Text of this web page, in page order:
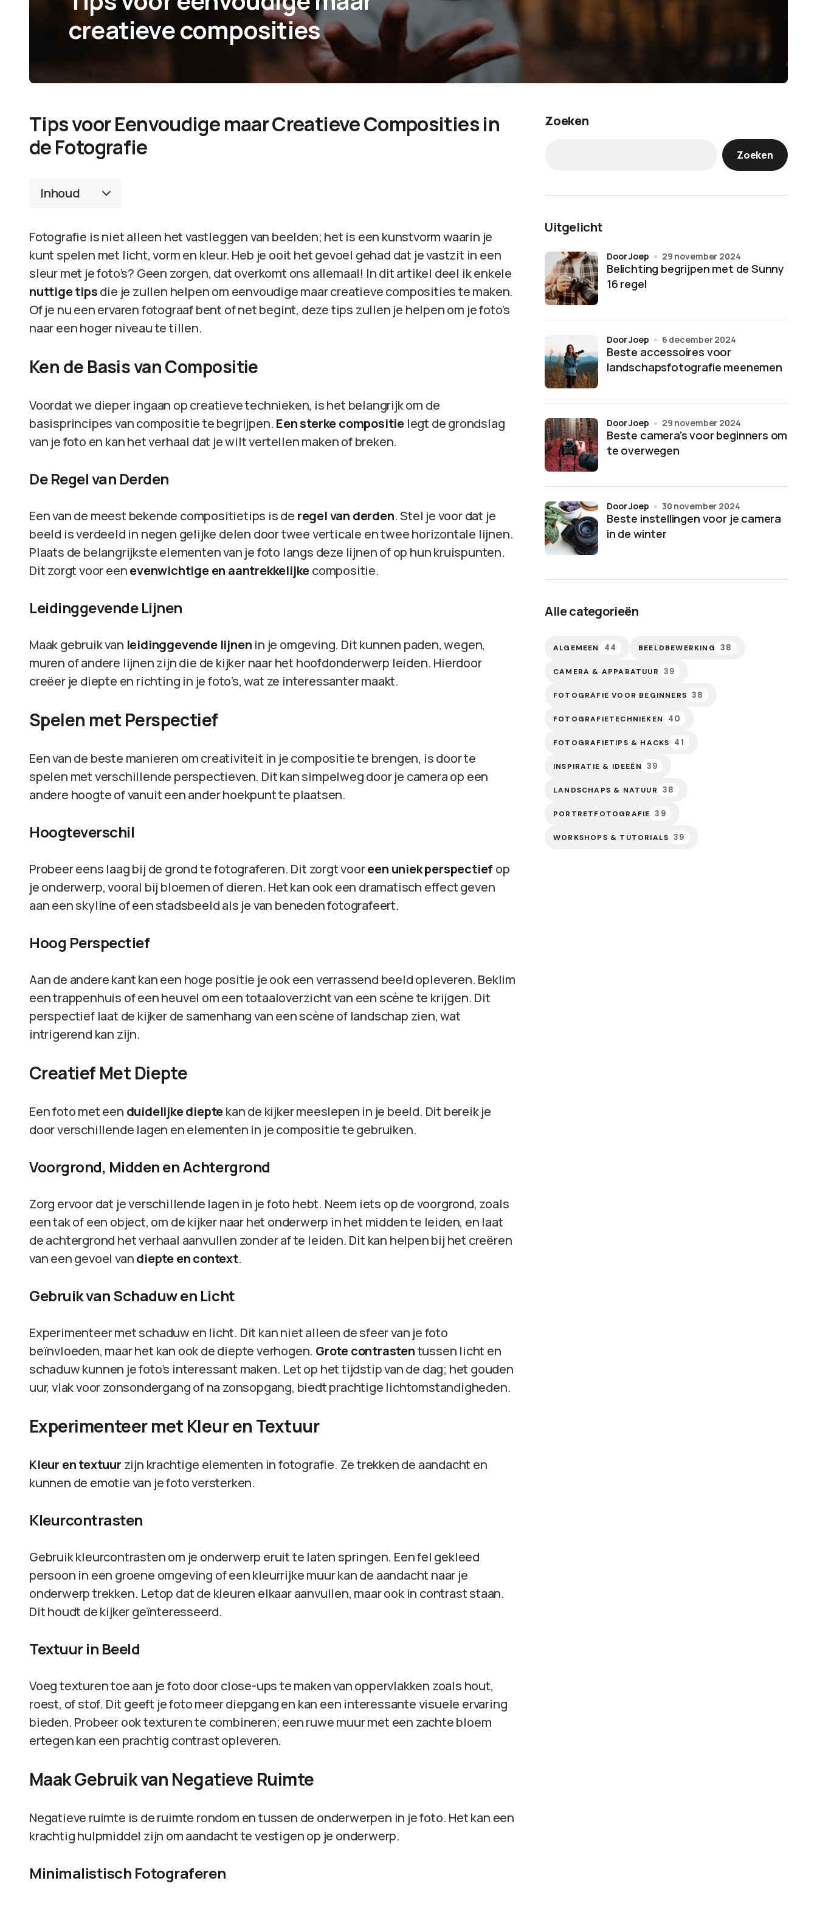
creatieve composities
Tips voor Eenvoudige maar Creatieve Composities in
de Fotografie
Inhoud
Fotografie is niet alleen het vastleggen van beelden; het is een kunstvorm waarin je
kunt spelen met licht, vorm en kleur. Heb je ooit het gevoel gehad dat je vastzit in een
sleur met je foto’s? Geen zorgen, dat overkomt ons allemaal! In dit artikel deel ik enkele
nuttige tipsdie je zullen helpen om eenvoudige maar creatieve composities te maken.
Of je nu een ervaren fotograaf bent of net begint, deze tips zullen je helpen om je foto’s
naar een hoger niveau te tillen.
Ken de Basis van Compositie
Voordat we dieper ingaan op creatieve technieken, is het belangrijk om de
basisprincipes van compositie te begrijpen. Een sterke compositie legt de grondslag
van je foto en kan het verhaal dat je wilt vertellen maken of breken.
De Regel van Derden
Een van de meest bekende compositietips is de regel van derden. Stel je voor dat je
beeld is verdeeld in negen gelijke delen door twee verticale en twee horizontale lijnen.
Plaats de belangrijkste elementen van je foto langs deze lijnen of op hun kruispunten.
Dit zorgt voor eenevenwichtige en aantrekkelijkecompositie.
Leidinggevende Lijnen
Maak gebruik van leidinggevende lijnen in je omgeving. Dit kunnen paden, wegen,
muren of andere lijnen zijn die de kijker naar het hoofdonderwerp leiden. Hierdoor
creëer je diepte en richting in je foto’s, wat ze interessanter maakt.
Spelen met Perspectief
Een van de beste manieren om creativiteit in je compositie te brengen, is door te
spelen met verschillende perspectieven. Dit kan simpelweg door je camera op een
andere hoogte of vanuit een ander hoekpunt te plaatsen.
Hoogteverschil
Probeer eens laag bij de grond te fotograferen. Dit zorgt vooreen uniek perspectief op
je onderwerp, vooral bij bloemen of dieren. Het kan ook een dramatisch effect geven
aan een skyline of een stadsbeeld als je van beneden fotografeert.
Hoog Perspectief
Aan de andere kant kan een hoge positie je ook een verrassend beeld opleveren. Beklim
een trappenhuis of een heuvel om een totaaloverzicht van een scène te krijgen. Dit
perspectief laat de kijker de samenhang van een scène of landschap zien, wat
intrigerend kan zijn.
Creatief Met Diepte
Een foto met een duidelijke dieptekan de kijker meeslepen in je beeld. Dit bereik je
door verschillende lagen en elementen in je compositie te gebruiken.
Voorgrond, Midden en Achtergrond
Zorg ervoor dat je verschillende lagen in je foto hebt. Neem iets op de voorgrond, zoals
een tak of een object, om de kijker naar het onderwerp in het midden te leiden, en laat
de achtergrond het verhaal aanvullen zonder af te leiden. Dit kan helpen bij het creëren
van een gevoel vandiepte en context.
Gebruik van Schaduw en Licht
Experimenteer met schaduw en licht. Dit kan niet alleen de sfeer van je foto
beïnvloeden, maar het kan ook de diepte verhogen. Grote contrastentussen licht en
schaduw kunnen je foto’s interessant maken. Let op het tijdstip van de dag; het gouden
uur, vlak voor zonsondergang of na zonsopgang, biedt prachtige lichtomstandigheden.
Experimenteer met Kleur en Textuur
Kleur en textuur zijn krachtige elementen in fotografie. Ze trekken de aandacht en
kunnen de emotie van je foto versterken.
Kleurcontrasten
Gebruik kleurcontrasten om je onderwerp eruit te laten springen. Een fel gekleed
persoon in een groene omgeving of een kleurrijke muur kan de aandacht naar je
onderwerp trekken. Letop dat de kleuren elkaar aanvullen, maar ook in contrast staan.
Dit houdt de kijker geïnteresseerd.
Textuur in Beeld
Voeg texturen toe aan je foto door close-ups te maken van oppervlakken zoals hout,
roest, of stof. Dit geeft je foto meer diepgang en kan een interessante visuele ervaring
bieden. Probeer ook texturen te combineren; een ruwe muur met een zachte bloem
ertegen kan een prachtig contrast opleveren.
Maak Gebruik van Negatieve Ruimte
Negatieve ruimte is de ruimte rondom en tussen de onderwerpen in je foto. Het kan een
krachtig hulpmiddel zijn om aandacht te vestigen op je onderwerp.
Minimalistisch Fotograferen
Zoeken
Zoeken
Uitgelicht
Belichting begrijpen met de Sunny
16 regel
door Joep 29 november 2024
Beste accessoires voor
landschapsfotografie meenemen
door Joep 6 december 2024
Beste camera’s voor beginners om
te overwegen
door Joep 29 november 2024
Beste instellingen voor je camera
in de winter
door Joep 30 november 2024
Alle categorieën
ALGEMEEN 44 BEELDBEWERKING 38
CAMERA & APPARATUUR 39
FOTOGRAFIE VOOR BEGINNERS 38
FOTOGRAFIETECHNIEKEN 40
FOTOGRAFIETIPS & HACKS 41
INSPIRATIE & IDEEËN 39
LANDSCHAPS & NATUUR 38
PORTRETFOTOGRAFIE 39
WORKSHOPS & TUTORIALS 39